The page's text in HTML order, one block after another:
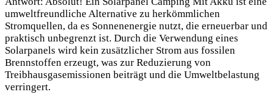
umweltfreundliche Alternative zu herkömmlichen
Stromquellen, da es Sonnenenergie nutzt, die erneuerbar und
praktisch unbegrenzt ist. Durch die Verwendung eines
Solarpanels wird kein zusätzlicher Strom aus fossilen
Brennstoffen erzeugt, was zur Reduzierung von
Treibhausgasemissionen beiträgt und die Umweltbelastung
verringert.